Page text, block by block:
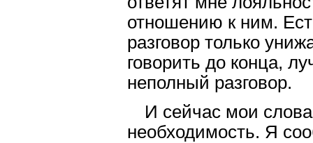
отношению к ним.
разговор только
говорить до конца,
неполный разговор.
И сейчас мои
необходимость. Я